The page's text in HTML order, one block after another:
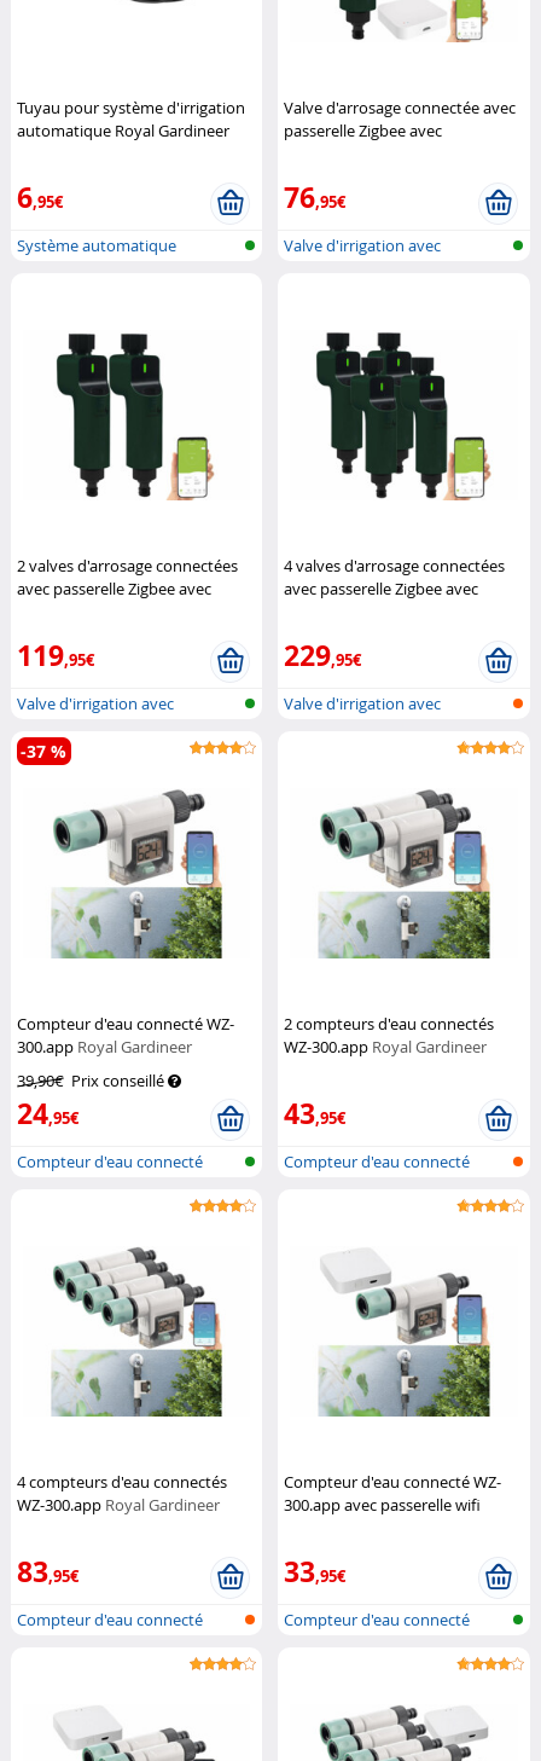
Tuyau pour système d'irrigation
automatique Royal Gardineer
6,95€
Système automatique
Valve d'arrosage connectée avec
passerelle Zigbee avec
76,95€
Valve d'irrigation avec
2 valves d'arrosage connectées
avec passerelle Zigbee avec
119,95€
Valve d'irrigation avec
passerelle...
4 valves d'arrosage connectées
avec passerelle Zigbee avec
229,95€
Valve d'irrigation avec
Compteur d'eau connecté WZ-
300.app Royal Gardineer
39,90€ Prix conseillé
24,95€
-37 %
Compteur d'eau connecté
2 compteurs d'eau connectés
WZ-300.app Royal Gardineer
43,95€
Compteur d'eau connecté
4 compteurs d'eau connectés
WZ-300.app Royal Gardineer
83,95€
Compteur d'eau connecté
Compteur d'eau connecté WZ-
300.app avec passerelle wifi
33,95€
Compteur d'eau connecté